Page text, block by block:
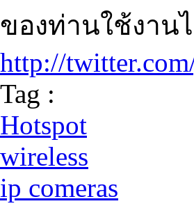
ของท่านใช้งาน
http://
Tag :
Hotspot
wireless
ip comeras